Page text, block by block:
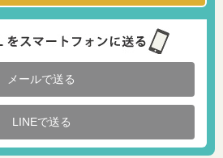
メールで送る
LINEで送る